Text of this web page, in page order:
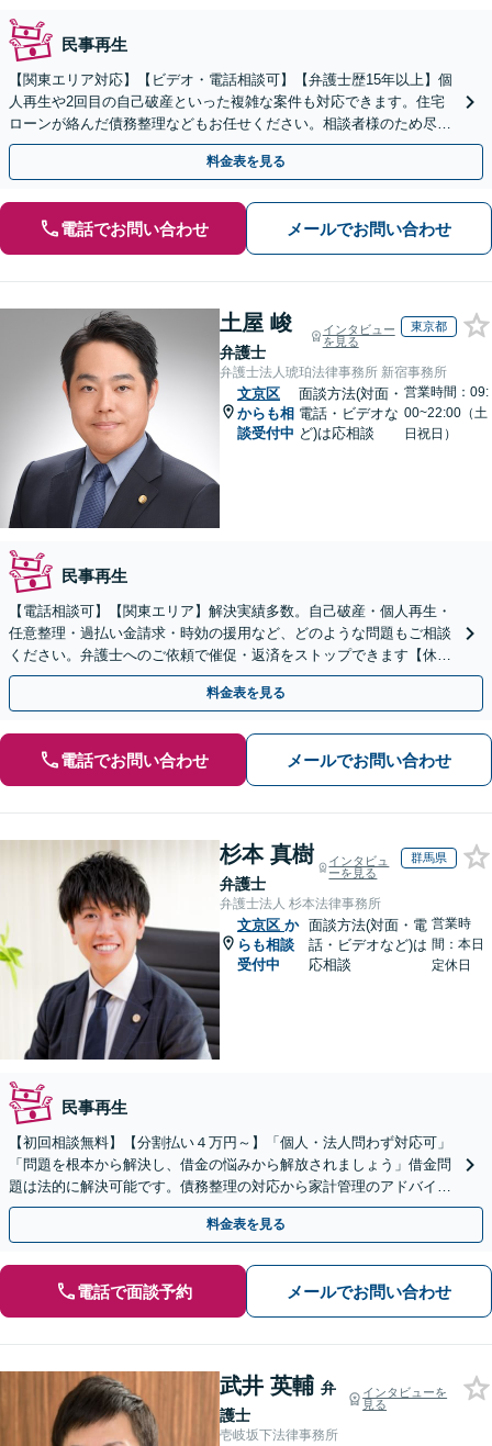
民事再生
【関東エリア対応】【ビデオ・電話相談可】【弁護士歴15年以上】個
人再生や2回目の自己破産といった複雑な案件も対応できます。住宅
ローンが絡んだ債務整理などもお任せください。相談者様のため尽力
いたします【初回面談60分無料】【法テラス利用可】
料金表を見る
電話でお問い合わせ メールでお問い合わせ
土屋 峻
弁護士
インタビュー
を見る
東京都
弁護士法人琥珀法律事務所 新宿事務所
文京区
からも相
談受付中
面談方法(対面・
電話・ビデオな
ど)は応相談
営業時間：09:
00~22:00（土
日祝日）
民事再生
【電話相談可】【関東エリア】解決実績多数。自己破産・個人再生・
任意整理・過払い金請求・時効の援用など、どのような問題もご相談
ください。弁護士へのご依頼で催促・返済をストップできます【休
日・夜間相談可】【分割払い可】【初回相談無料】
料金表を見る
電話でお問い合わせ メールでお問い合わせ
杉本 真樹
弁護士
インタビュ
ーを見る
群馬県
弁護士法人 杉本法律事務所
文京区 か
らも相談
受付中
面談方法(対面・電
話・ビデオなど)は
応相談
営業時
間：本日
定休日
民事再生
【初回相談無料】【分割払い４万円～】「個人・法人問わず対応可」
「問題を根本から解決し、借金の悩みから解放されましょう」借金問
題は法的に解決可能です。債務整理の対応から家計管理のアドバイス
まで一貫してサポ―ト【休日・夜間相談可】
料金表を見る
電話で面談予約 メールでお問い合わせ
武井 英輔 弁
護士
インタビューを
見る
壱岐坂下法律事務所